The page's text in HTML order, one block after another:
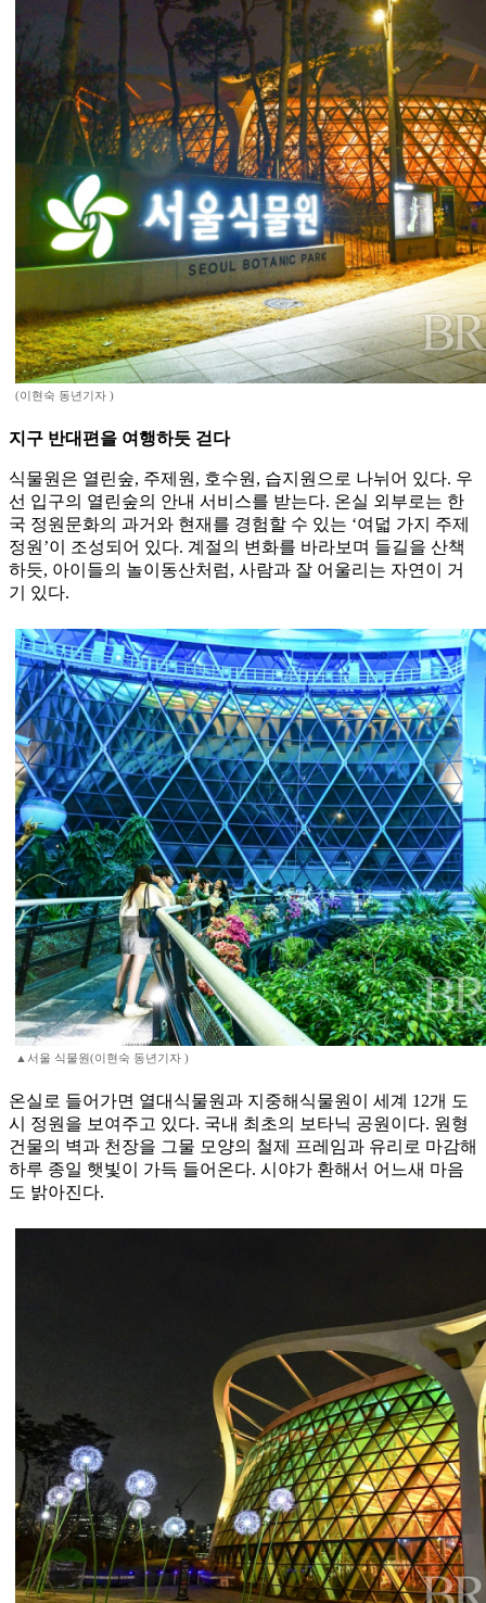
(이현숙 동년기자 )
지구 반대편을 여행하듯 걷다
식물원은 열린숲, 주제원, 호수원, 습지원으로 나뉘어 있다. 우
선 입구의 열린숲의 안내 서비스를 받는다. 온실 외부로는 한
국 정원문화의 과거와 현재를 경험할 수 있는 ‘여덟 가지 주제
정원’이 조성되어 있다. 계절의 변화를 바라보며 들길을 산책
하듯, 아이들의 놀이동산처럼, 사람과 잘 어울리는 자연이 거
기 있다.
▲서울 식물원(이현숙 동년기자 )
온실로 들어가면 열대식물원과 지중해식물원이 세계 12개 도
시 정원을 보여주고 있다. 국내 최초의 보타닉 공원이다. 원형
건물의 벽과 천장을 그물 모양의 철제 프레임과 유리로 마감해
하루 종일 햇빛이 가득 들어온다. 시야가 환해서 어느새 마음
도 밝아진다.